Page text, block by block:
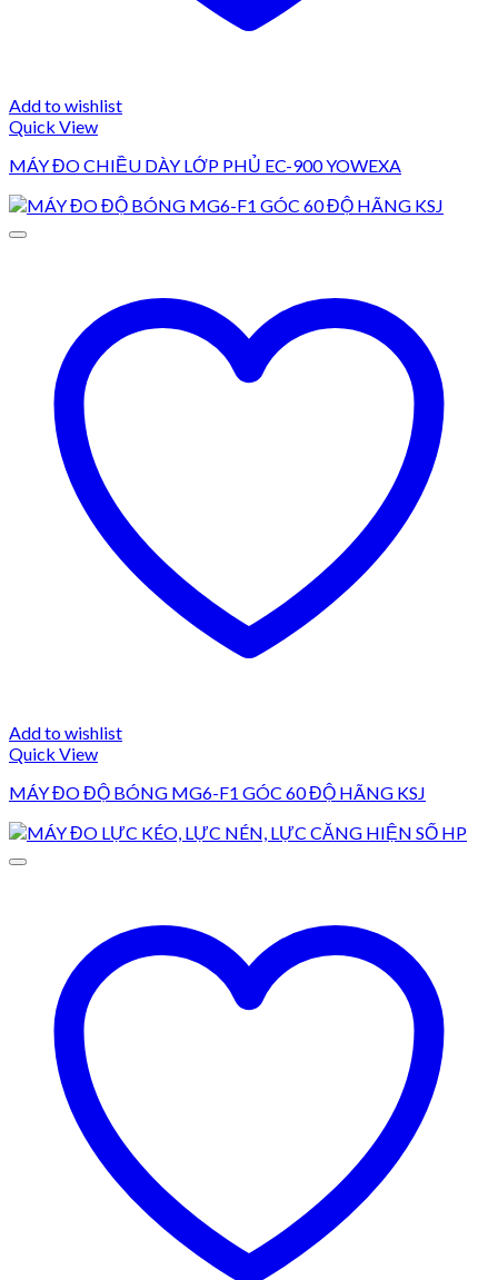
Add to wishlist
Quick View
MÁY ĐO CHIỀU DÀY LỚP PHỦ EC-900 YOWEXA
Add to wishlist
Quick View
MÁY ĐO ĐỘ BÓNG MG6-F1 GÓC 60 ĐỘ HÃNG KSJ